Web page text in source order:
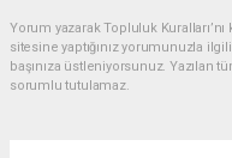
Yorum yazarak Topluluk
sitesine yaptığınız yorumunuzla
başınıza üstleniyorsunuz.
sorumlu tutulamaz.